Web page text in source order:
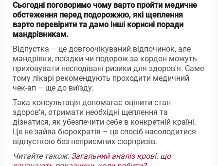
Сьогодні поговоримо чому варто пройти медичне
обстеження перед подорожжю, які щеплення
варто перевірити та дамо інші корисні поради
мандрівникам.
Відпустка – це довгоочікуваний відпочинок, але
мандрівки, поїздки чи подорож за кордон можуть
приховувати несподівані ризики для здоров'я. Саме
тому лікарі рекомендують проходити медичний
чек-ап – ще до виїзду.
Така консультація допомагає оцінити стан
здоров'я, отримати необхідні щеплення та
дізнатися, як убезпечити себе в конкретній країні.
Це не зайва бюрократія – це спосіб насолодитися
відпусткою без неприємних сюрпризів.
Читайте також: Загальний аналіз крові: що